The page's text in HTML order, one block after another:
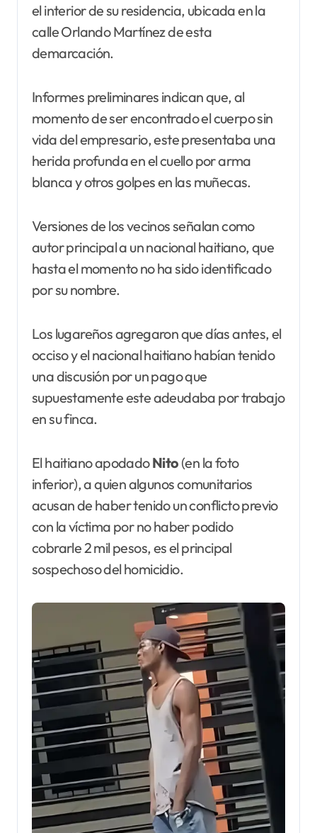
el interior de su residencia, ubicada en la
calle Orlando Martínez de esta
demarcación.
Informes preliminares indican que, al
momento de ser encontrado el cuerpo sin
vida del empresario, este presentaba una
herida profunda en el cuello por arma
blanca y otros golpes en las muñecas.
Versiones de los vecinos señalan como
autor principal a un nacional haitiano, que
hasta el momento no ha sido identificado
por su nombre.
Los lugareños agregaron que días antes, el
occiso y el nacional haitiano habían tenido
una discusión por un pago que
supuestamente este adeudaba por trabajo
en su finca.
El haitiano apodadoNito (en la foto
inferior), a quien algunos comunitarios
acusan de haber tenido un conflicto previo
con la víctima por no haber podido
cobrarle 2 mil pesos, es el principal
sospechoso del homicidio.